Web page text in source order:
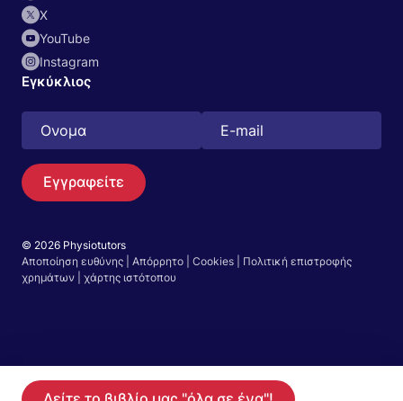
Αναζήτηση
Χ
YouTube
Instagram
Εγκύκλιος
Εγγραφείτε
© 2026 Physiotutors
Αποποίηση ευθύνης
Απόρρητο Cookies
Πολιτική επιστροφής
χρημάτων
χάρτης ιστότοπου
Ξεκινήστε τη δωρεάν δοκιμή 14 ημερών στην